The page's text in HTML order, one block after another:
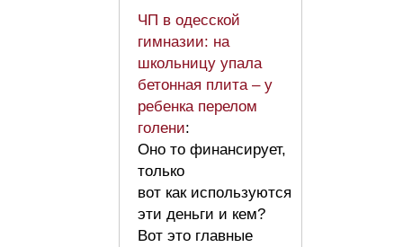
ЧП в одесской
гимназии: на
школьницу упала
бетонная плита – у
ребенка перелом
голени:
Оно то финансирует,
только
вот как используются
эти деньги и кем?
Вот это главные